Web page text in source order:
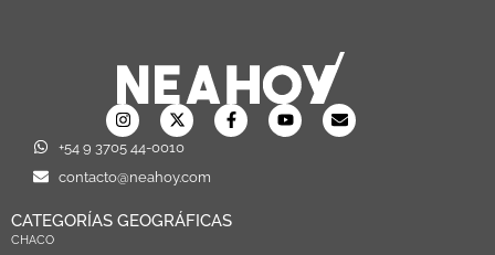
+54 9 3705 44-0010
contacto@neahoy.com
CATEGORÍAS GEOGRÁFICAS
CHACO